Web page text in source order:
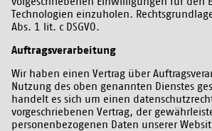
Technologien einzuholen.
Abs. 1 lit. c DSGVO.
Auftragsverarbeitung
Wir haben einen Vertrag über
Nutzung des oben genannten Dienstes
handelt es sich um einen
vorgeschriebenen Vertrag, der
personenbezogenen Daten unserer